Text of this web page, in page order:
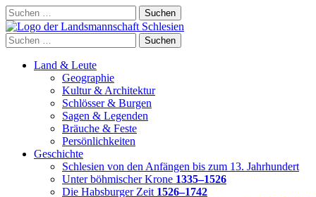
Skip
to
content
Suchen
nach:
Suchen
nach:
Land & Leute
Geographie
Kultur & Architektur
Schlösser & Burgen
Sagen & Legenden
Bräuche & Feste
Persönlichkeiten
Geschichte
Schlesien von den Anfängen bis zum 13. Jahrhundert
Unter böhmischer Krone 1335–1526
Die Habsburger Zeit 1526–1742